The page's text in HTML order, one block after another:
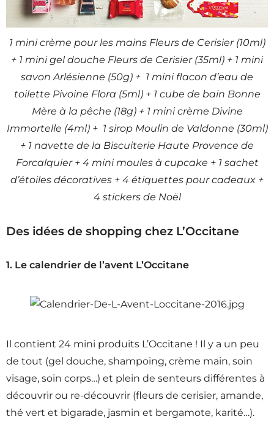
1 mini crème pour les mains Fleurs de Cerisier (10ml)
+ 1 mini gel douche Fleurs de Cerisier (35ml) + 1 mini
savon Arlésienne (50g) + 1 mini flacon d’eau de
toilette Pivoine Flora (5ml) + 1 cube de bain Bonne
Mère à la pêche (18g) + 1 mini crème Divine
Immortelle (4ml) + 1 sirop Moulin de Valdonne (30ml)
+ 1 navette de la Biscuiterie Haute Provence de
Forcalquier + 4 mini moules à cupcake + 1 sachet
d’étoiles décoratives + 4 étiquettes pour cadeaux +
4 stickers de Noël
Des idées de shopping chez L’Occitane
1. Le calendrier de l’avent L’Occitane
Il contient 24 mini produits L’Occitane ! Il y a un peu
de tout (gel douche, shampoing, crème main, soin
visage, soin corps…) et plein de senteurs différentes à
découvrir ou re-découvrir (fleurs de cerisier, amande,
thé vert et bigarade, jasmin et bergamote, karité…).